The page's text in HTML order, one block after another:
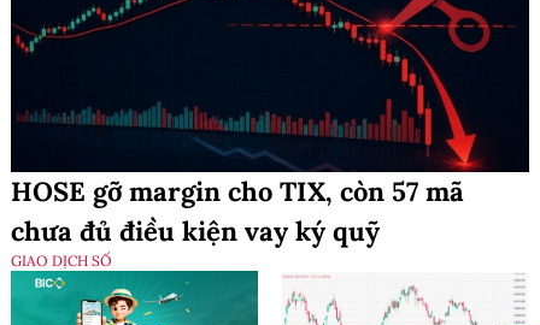
HOSE gỡ margin cho TIX, còn 57 mã
chưa đủ điều kiện vay ký quỹ
GIAO DỊCH SỐ